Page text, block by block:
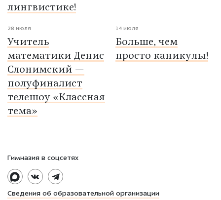
лингвистике!
28 июля
Учитель
математики Денис
Слонимский —
полуфиналист
телешоу «Классная
тема»
14 июля
Больше, чем
просто каникулы!
Сведения об образовательной организации
Гимназия в соцсетях